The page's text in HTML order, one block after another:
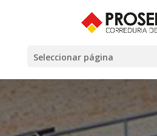
Seleccionar página